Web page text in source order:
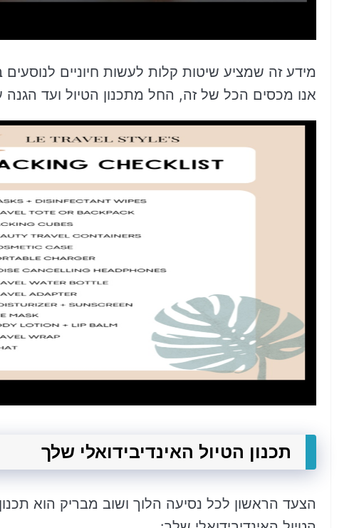
מידע זה שמציע שיטות קלות לעשות חיוניים
אנו מכסים הכל של זה, החל מתכנון הטיול ועד
תכנון הטיול האינדיבידואלי שלך
הצעד הראשון לכל נסיעה הלוך ושוב מבריק הוא